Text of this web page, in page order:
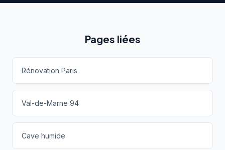
Pages liées
Rénovation Paris
Val-de-Marne 94
Cave humide